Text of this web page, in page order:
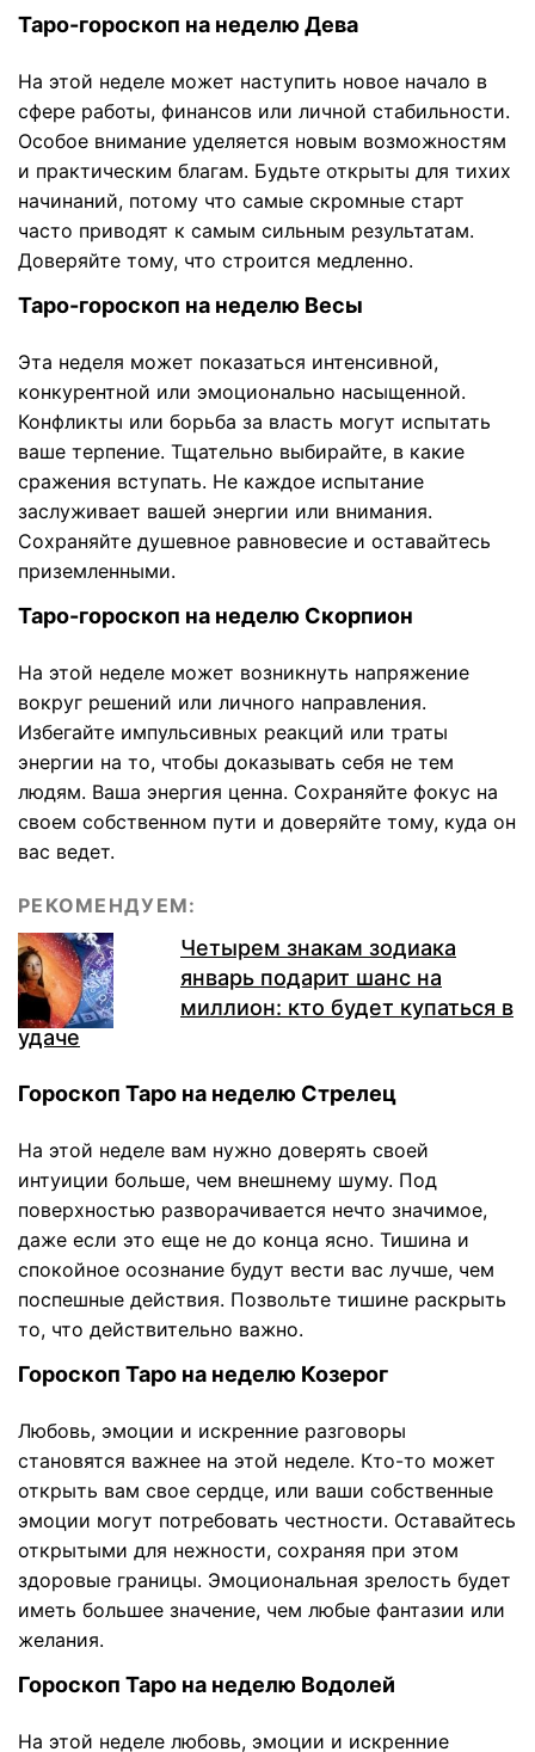
Таро-гороскоп на неделю Дева
На этой неделе может наступить новое начало в
сфере работы, финансов или личной стабильности.
Особое внимание уделяется новым возможностям
и практическим благам. Будьте открыты для тихих
начинаний, потому что самые скромные старт
часто приводят к самым сильным результатам.
Доверяйте тому, что строится медленно.
Таро-гороскоп на неделю Весы
Эта неделя может показаться интенсивной,
конкурентной или эмоционально насыщенной.
Конфликты или борьба за власть могут испытать
ваше терпение. Тщательно выбирайте, в какие
сражения вступать. Не каждое испытание
заслуживает вашей энергии или внимания.
Сохраняйте душевное равновесие и оставайтесь
приземленными.
Таро-гороскоп на неделю Скорпион
На этой неделе может возникнуть напряжение
вокруг решений или личного направления.
Избегайте импульсивных реакций или траты
энергии на то, чтобы доказывать себя не тем
людям. Ваша энергия ценна. Сохраняйте фокус на
своем собственном пути и доверяйте тому, куда он
вас ведет.
РЕКОМЕНДУЕМ:
Четырем знакам зодиака
январь подарит шанс на
миллион: кто будет купаться в
удаче
Гороскоп Таро на неделю Стрелец
На этой неделе вам нужно доверять своей
интуиции больше, чем внешнему шуму. Под
поверхностью разворачивается нечто значимое,
даже если это еще не до конца ясно. Тишина и
спокойное осознание будут вести вас лучше, чем
поспешные действия. Позвольте тишине раскрыть
то, что действительно важно.
Гороскоп Таро на неделю Козерог
Любовь, эмоции и искренние разговоры
становятся важнее на этой неделе. Кто-то может
открыть вам свое сердце, или ваши собственные
эмоции могут потребовать честности. Оставайтесь
открытыми для нежности, сохраняя при этом
здоровые границы. Эмоциональная зрелость будет
иметь большее значение, чем любые фантазии или
желания.
Гороскоп Таро на неделю Водолей
На этой неделе любовь, эмоции и искренние